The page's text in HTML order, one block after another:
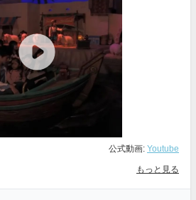
公式動画: Youtube
もっと見る